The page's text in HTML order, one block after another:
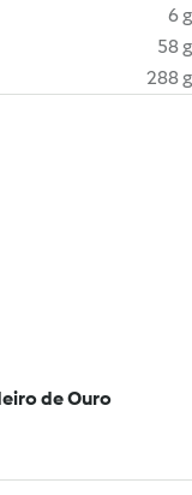
6 g
58 g
288 g
de Ouro